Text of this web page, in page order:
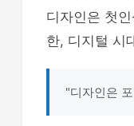
디자인은 첫
한, 디지털 시
"디자인은